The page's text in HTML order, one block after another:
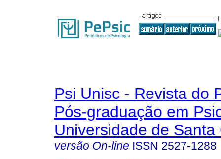
Psi Unisc - Revista do
Pós-graduação em
Universidade de Santa
versão On-line ISSN 2527-1288